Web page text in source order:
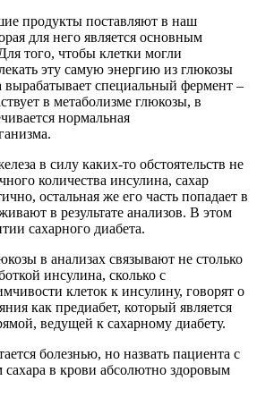
продукты поставляют в наш
для него является основным
того, чтобы клетки могли
эту самую энергию из глюкозы
вырабатывает специальный фермент –
в метаболизме глюкозы, в
нормальная
в силу каких-то обстоятельств не
количества инсулина, сахар
остальная же его часть попадает в
в результате анализов. В этом
сахарного диабета.
в анализах связывают не столько
инсулина, сколько с
клеток к инсулину, говорят о
как предиабет, который является
ведущей к сахарному диабету.
болезнью, но назвать пациента с
в крови абсолютно здоровым